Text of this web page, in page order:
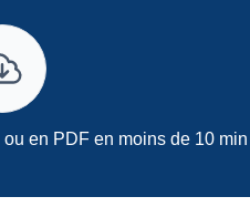
en PDF en moins de 10 min